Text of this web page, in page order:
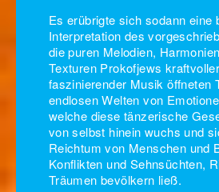
Es erübrigte sich sodann eine
Interpretation des
die puren Melodien,
Texturen Prokofjews
faszinierender Musik öffneten
endlosen Welten von
welche diese tänzerische
von selbst hinein wuchs und
Reichtum von Menschen und
Konflikten und Sehnsüchten,
Träumen bevölkern ließ.